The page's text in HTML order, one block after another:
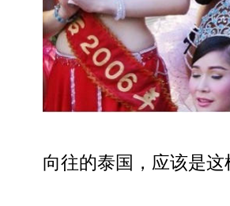
向往的泰国，应该是这